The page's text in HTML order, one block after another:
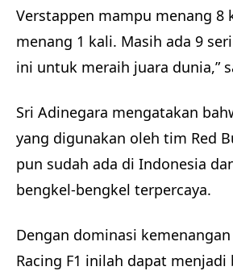
Verstappen mampu menang 8
menang 1 kali. Masih ada 9
ini untuk meraih juara dunia,”
Sri Adinegara mengatakan
yang digunakan oleh tim Red
pun sudah ada di Indonesia
bengkel-bengkel terpercaya.
Dengan dominasi
Racing F1 inilah dapat